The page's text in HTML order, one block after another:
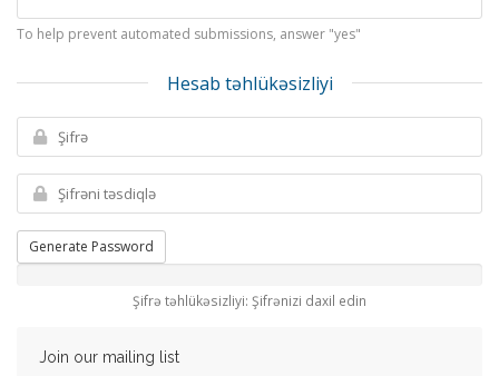
To help prevent automated submissions, answer "yes"
Hesab təhlükəsizliyi
Generate Password
Şifrə təhlükəsizliyi: Şifrənizi daxil edin
Join our mailing list